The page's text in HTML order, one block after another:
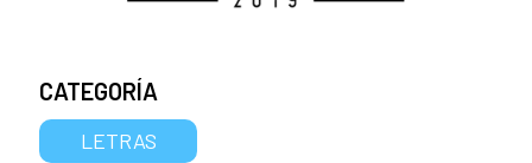
CATEGORÍA
LETRAS